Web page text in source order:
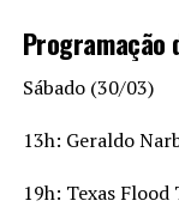
Programação
Sábado (30/03)
13h: Geraldo
19h: Texas Flood